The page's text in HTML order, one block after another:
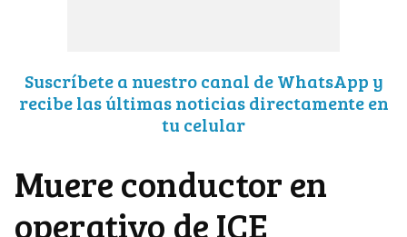
Suscríbete a nuestro canal de WhatsApp y
recibe las últimas noticias directamente en
tu celular
Muere conductor en
operativo de ICE